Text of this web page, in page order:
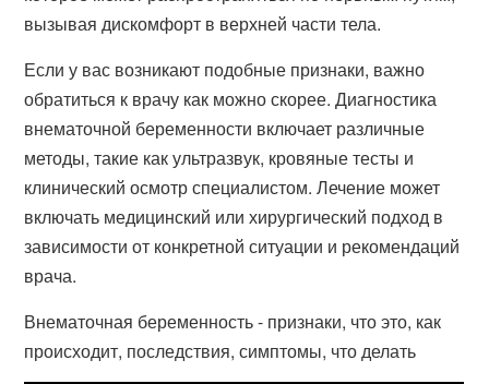
вызывая дискомфорт в верхней части тела.
Если у вас возникают подобные признаки, важно
обратиться к врачу как можно скорее. Диагностика
внематочной беременности включает различные
методы, такие как ультразвук, кровяные тесты и
клинический осмотр специалистом. Лечение может
включать медицинский или хирургический подход в
зависимости от конкретной ситуации и рекомендаций
врача.
Внематочная беременность - признаки, что это, как
происходит, последствия, симптомы, что делать